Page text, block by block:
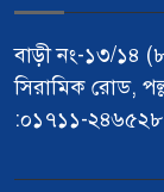
বাড়ী নং-১৩/১৪
সিরামিক রোড,
:০১৭১১-২৪৬৫২৮